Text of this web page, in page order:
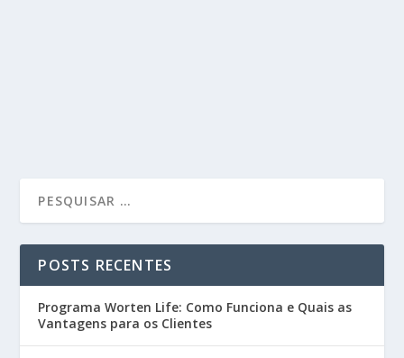
POSTS RECENTES
Programa Worten Life: Como Funciona e Quais as
Vantagens para os Clientes